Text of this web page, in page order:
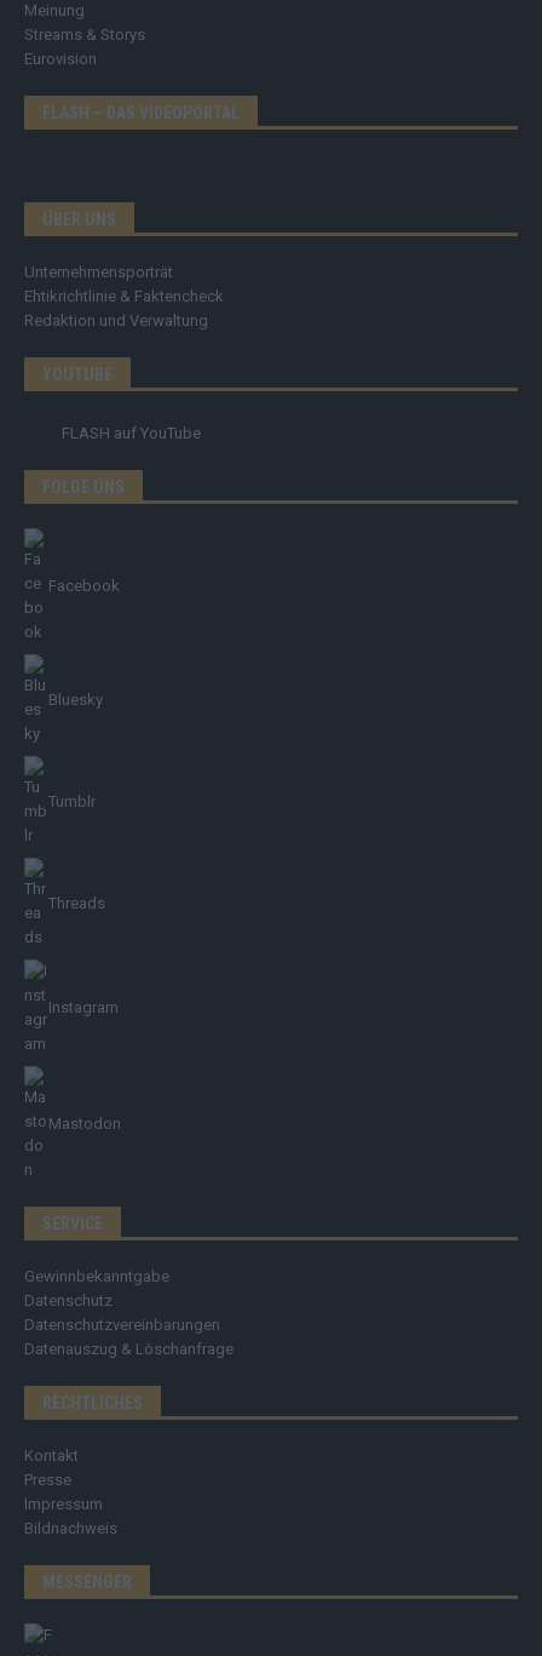
Meinung
Streams & Storys
Eurovision
FLASH – DAS VIDEOPORTAL
ÜBER UNS
Unternehmensporträt
Ehtikrichtlinie & Faktencheck
Redaktion und Verwaltung
YOUTUBE
FLASH auf YouTube
FOLGE UNS
Facebook
Bluesky
Tumblr
Threads
Instagram
Mastodon
SERVICE
Gewinnbekanntgabe
Datenschutz
Datenschutzvereinbarungen
Datenauszug & Löschanfrage
RECHTLICHES
Kontakt
Presse
Impressum
Bildnachweis
MESSENGER